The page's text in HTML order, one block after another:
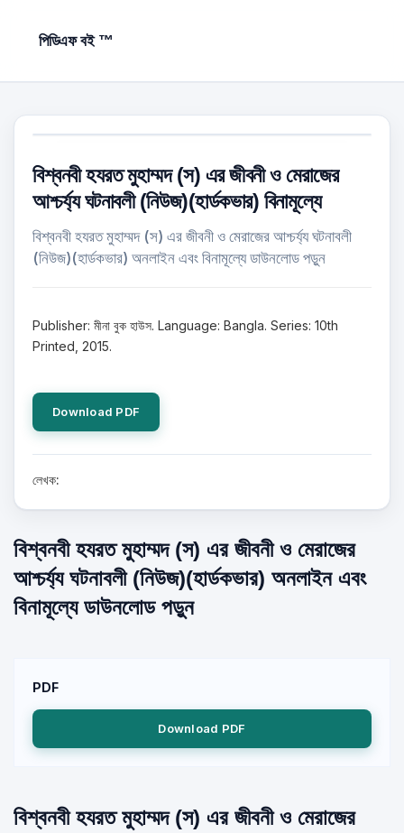
পিডিএফ বই ™
বিশ্বনবী হযরত মুহাম্মদ (স) এর জীবনী ও মেরাজের
আশ্চর্য্য ঘটনাবলী (নিউজ)(হার্ডকভার) বিনামূল্যে
বিশ্বনবী হযরত মুহাম্মদ (স) এর জীবনী ও মেরাজের আশ্চর্য্য ঘটনাবলী
(নিউজ)(হার্ডকভার) অনলাইন এবং বিনামূল্যে ডাউনলোড পড়ুন
Publisher: মীনা বুক হাউস. Language: Bangla. Series: 10th
Printed, 2015.
Download PDF
লেখক:
বিশ্বনবী হযরত মুহাম্মদ (স) এর জীবনী ও মেরাজের
আশ্চর্য্য ঘটনাবলী (নিউজ)(হার্ডকভার) অনলাইন এবং
বিনামূল্যে ডাউনলোড পড়ুন
PDF
Download PDF
বিশ্বনবী হযরত মুহাম্মদ (স) এর জীবনী ও মেরাজের